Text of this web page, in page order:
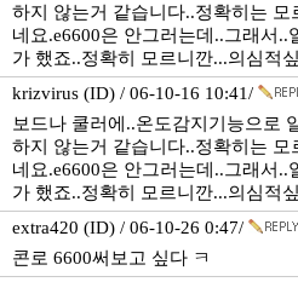
하지 않는거 같습니다..정확히는 모
네요.e6600은 안그러는데..그래서
가 했죠..정확히 모르니깐...의심적
krizvirus (ID) / 06-10-16 10:41/
보드나 쿨러에..온도감지기능으로
하지 않는거 같습니다..정확히는 모
네요.e6600은 안그러는데..그래서
가 했죠..정확히 모르니깐...의심적
extra420 (ID) / 06-10-26 0:47/
콘로 6600써보고 싶다 ㅋ